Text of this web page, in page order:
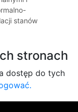
stanów
stronach
dostęp do tych